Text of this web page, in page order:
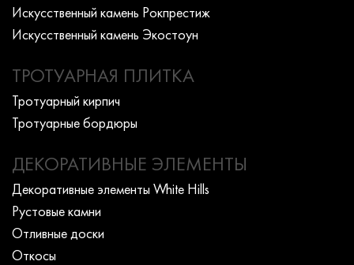
Искусcтвенный камень Рокпрестиж
Искусcтвенный камень Экостоун
ТРОТУАРНАЯ ПЛИТКА
Тротуарный кирпич
Тротуарные бордюры
ДЕКОРАТИВНЫЕ ЭЛЕМЕНТЫ
Декоративные элементы White Hills
Рустовые камни
Отливные доски
Откосы